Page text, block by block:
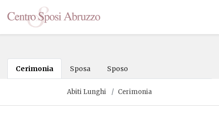
Cerimonia Sposa Sposo
Abiti Lunghi Cerimonia